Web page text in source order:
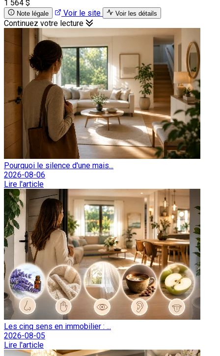
1 564 $
Note légale Voir le site Voir les détails
Continuez votre lecture
Pourquoi le silence d'une mais...
2026-08-06
Lire l'article
Les cinq sens en immobilier : ...
2026-08-05
Lire l'article